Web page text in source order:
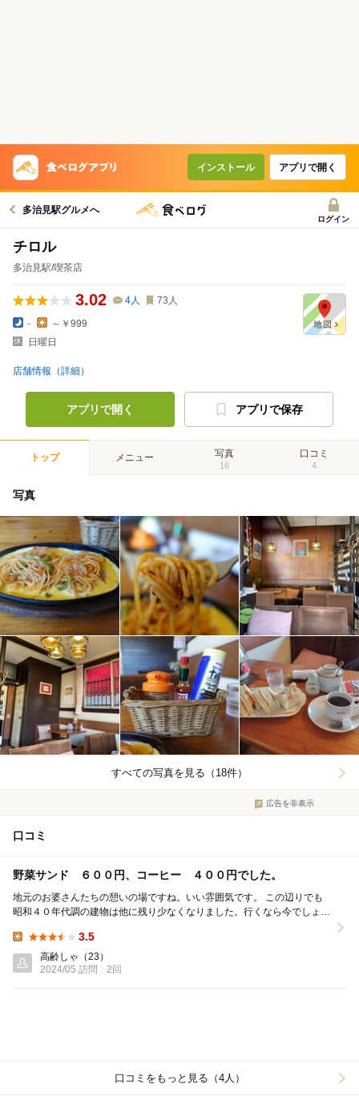
インストール アプリで開く
多治見駅グルメへ
ログイン
チロル
多治見駅/喫茶店
3.02 4人 73 人
-
～￥999
日曜日
店舗情報（詳細）
アプリで開く アプリで保存
トップ メニュー 写真
16
口コミ
4
写真
すべての写真を見る（18件）
広告を非表示
口コミ
野菜サンド ６００円、コーヒー ４００円でした。
地元のお婆さんたちの憩いの場ですね。いい雰囲気です。 この辺りでも
昭和４０年代調の建物は他に残り少なくなりました。行くなら今でしょう
3.5
高齢しゃ （23）
2024/05 訪問
2回
口コミをもっと見る（4人）